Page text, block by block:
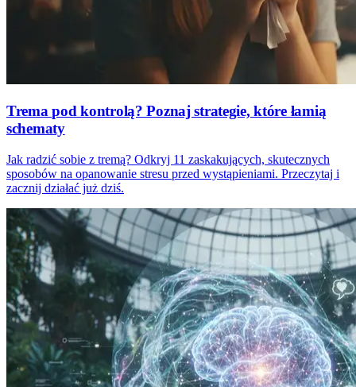
Trema pod kontrolą? Poznaj strategie, które łamią
schematy
Jak radzić sobie z tremą? Odkryj 11 zaskakujących, skutecznych
sposobów na opanowanie stresu przed wystąpieniami. Przeczytaj i
zacznij działać już dziś.